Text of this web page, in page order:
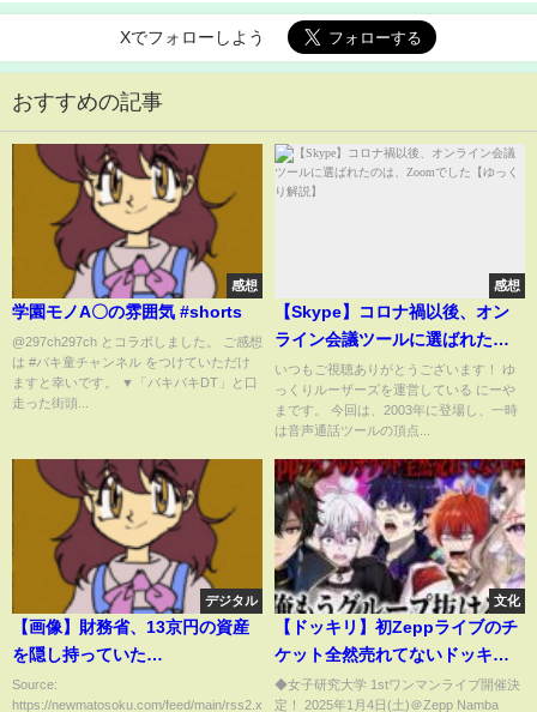
Xでフォローしよう
おすすめの記事
感想
学園モノA〇の雰囲気 #shorts
@297ch297ch とコラボしました。 ご感想
は #バキ童チャンネル をつけていただけ
ますと幸いです。 ▼「バキバキDT」と口
走った街頭...
感想
【Skype】コロナ禍以後、オン
ライン会議ツールに選ばれたの
は、Zoomでした【ゆっくり解
説】
いつもご視聴ありがとうございます！ ゆ
っくりルーザーズを運営している にーや
まです。 今回は、2003年に登場し、一時
は音声通話ツールの頂点...
デジタル
【画像】財務省、13京円の資産
を隠し持っていた
wwwwwwwwwwwwwwwww
Source:
https://newmatosoku.com/feed/main/rss2.xml...
文化
【ドッキリ】初Zeppライブのチ
ケット全然売れてないドッキリ
したら修羅場になったｗ【史上
◆女子研究大学 1stワンマンライブ開催決
定！ 2025年1月4日(土)＠Zepp Namba